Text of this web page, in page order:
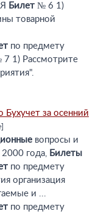
Билет № 6 1)
товарной
по предмету
1) Рассмотрите
Бухучет за осенний
вопросы и
2000 года, Билеты
по предмету
организация
и ...
по предмету